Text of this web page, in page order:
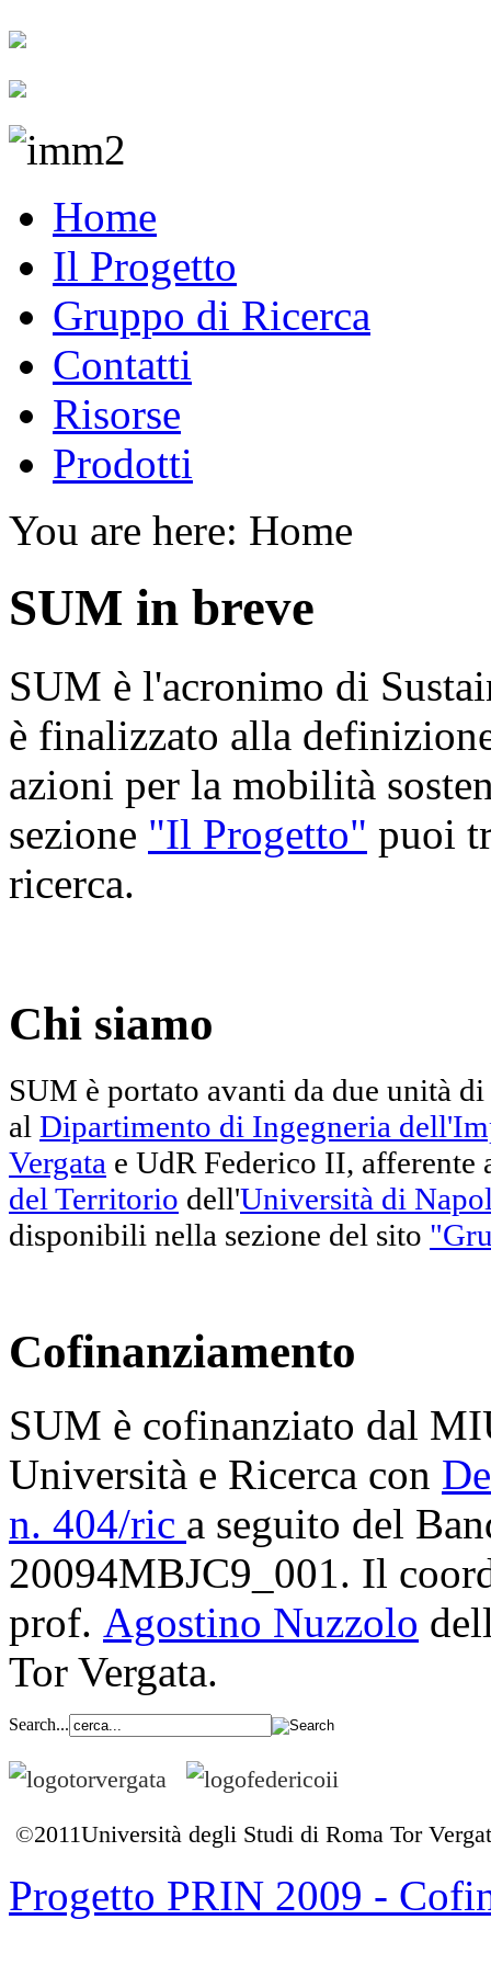
Home
Il Progetto
Gruppo di Ricerca
Contatti
Risorse
Prodotti
You are here: Home
SUM in breve
SUM è l'acronimo di
è finalizzato alla
azioni per la mobilità
sezione "Il Progetto" puoi
ricerca.
Chi siamo
SUM è portato avanti da due unità
al Dipartimento di Ingegneria
Vergata e UdR Federico II, afferente
del Territorio dell'Università di
disponibili nella sezione del sito
Cofinanziamento
SUM è cofinanziato dal
Università e Ricerca con
n. 404/ric a seguito del
20094MBJC9_001. Il
prof. Agostino Nuzzolo
Tor Vergata.
Search...
©2011Università degli Studi di Roma Tor
Progetto PRIN 2009 -